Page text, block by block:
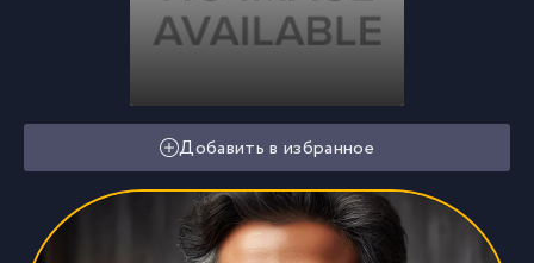
Добавить в избранное